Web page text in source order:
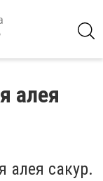
алея
алея сакур.